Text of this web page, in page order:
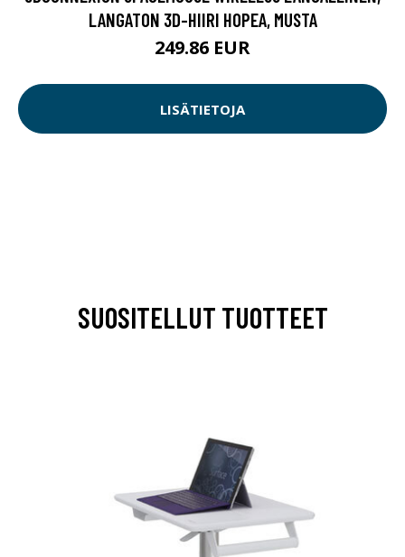
LANGATON 3D-HIIRI HOPEA, MUSTA
249.86 EUR
LISÄTIETOJA
SUOSITELLUT TUOTTEET